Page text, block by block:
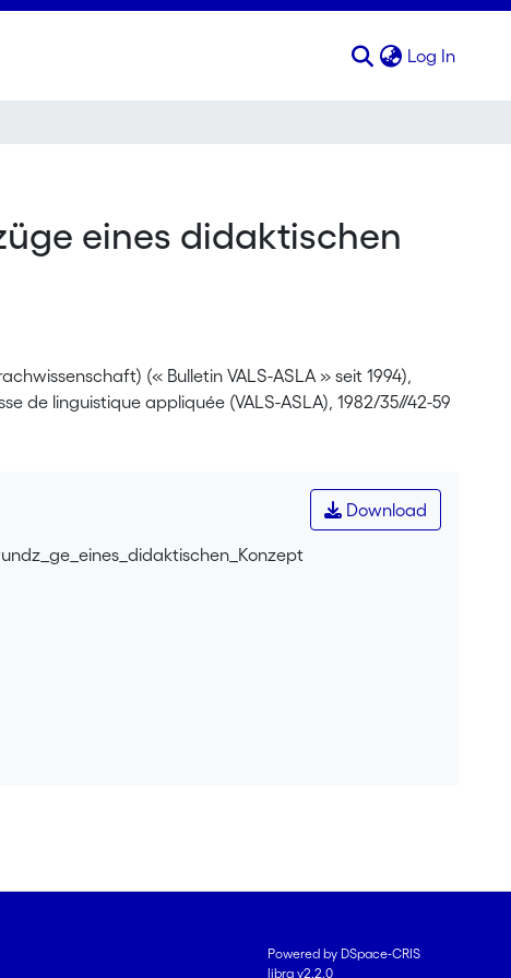
Log In
eines didaktischen
(« Bulletin VALS-ASLA » seit 1994),
de linguistique appliquée (VALS-ASLA), 1982/35//42-59
Download
Powered by DSpace-CRIS
libra v2.2.0